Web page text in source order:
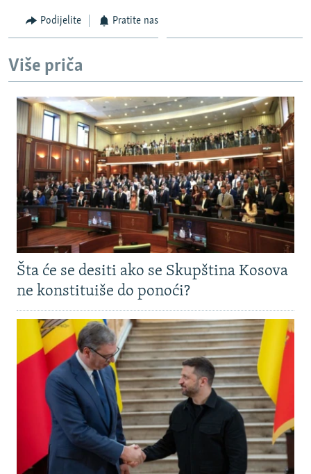
Podijelite Pratite nas
Više priča
Šta će se desiti ako se Skupština Kosova
ne konstituiše do ponoći?